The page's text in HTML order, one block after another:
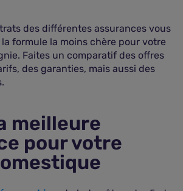
des différentes assurances vous
formule la moins chère pour votre
Faites un comparatif des offres
des garanties, mais aussi des
meilleure
pour votre